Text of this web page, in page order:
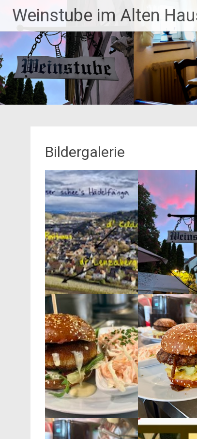
Inhalt
springen
Weinstube im Alten
Bildergalerie